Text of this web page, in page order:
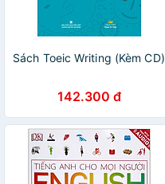
Sách Toeic Writing (Kèm CD)
142.300 đ